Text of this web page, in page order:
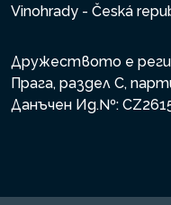
Vinohrady - Česká
Дружеството е
Прага, раздел С,
Данъчен Ид.№: